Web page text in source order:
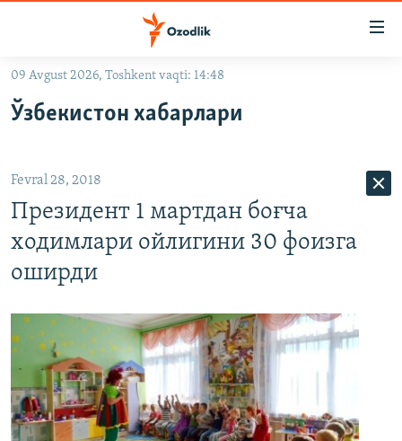
Асосий
Қидиришга
ўтинг
OZODLIK SURISHTIRUVLARI
На русском
ИЖТИМОИЙ ТАРМОҚЛАР
Озодлик бошқа тилларда
09 Avgust 2026, Toshkent vaqti: 14:48
Ўзбекистон хабарлари
Fevral 28, 2018
Президент 1 мартдан боғча
ходимлари ойлигини 30 фоизга
оширди